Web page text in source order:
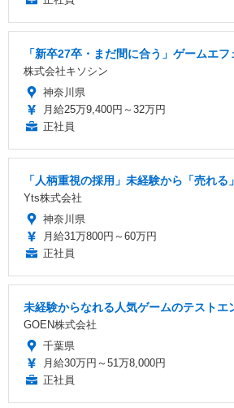
「新卒27卒・まだ間に合う」ゲームエ
株式会社キソシン
神奈川県
月給25万9,400円～32万円
正社員
「人柄重視の採用」未経験から「売れ
Yts株式会社
神奈川県
月給31万800円～60万円
正社員
未経験からなれる人気ゲームのテスト
GOEN株式会社
千葉県
月給30万円～51万8,000円
正社員